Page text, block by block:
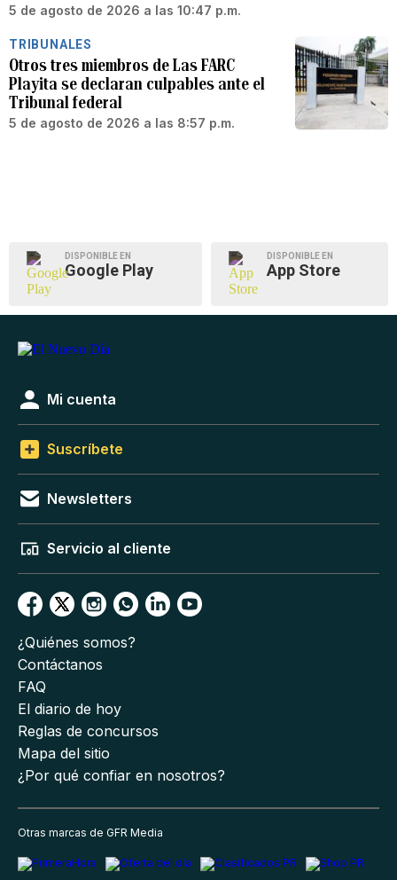
5 de agosto de 2026 a las 10:47 p.m.
TRIBUNALES
Otros tres miembros de Las FARC
Playita se declaran culpables ante el
Tribunal federal
5 de agosto de 2026 a las 8:57 p.m.
DISPONIBLE EN
Google Play
DISPONIBLE EN
App Store
Mi cuenta
Suscríbete
Newsletters
Servicio al cliente
¿Quiénes somos?
Contáctanos
FAQ
El diario de hoy
Reglas de concursos
Mapa del sitio
¿Por qué confiar en nosotros?
Otras marcas de GFR Media